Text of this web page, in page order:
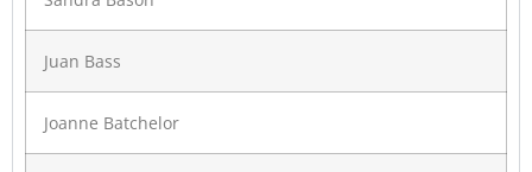
Juan Bass
Joanne Batchelor